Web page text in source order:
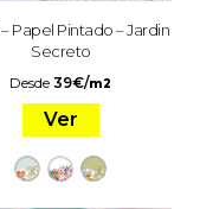
– Papel Pintado – Jardin
Secreto
Desde39€/m2
Ver